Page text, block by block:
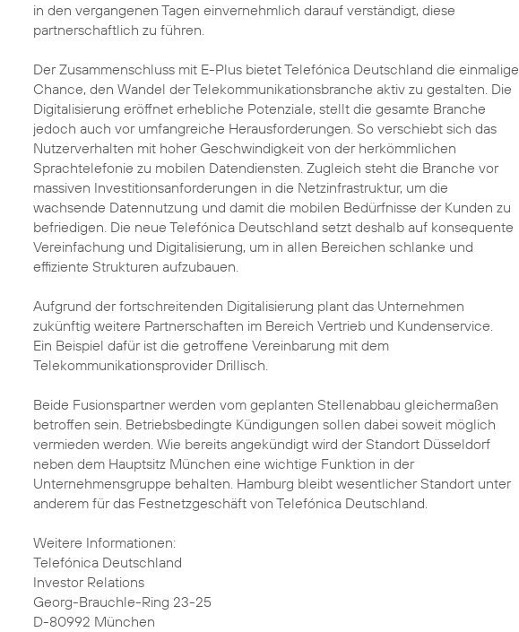
in den vergangenen Tagen einvernehmlich darauf verständigt, diese
partnerschaftlich zu führen.
Der Zusammenschluss mit E-Plus bietet Telefónica Deutschland die einmalige
Chance, den Wandel der Telekommunikationsbranche aktiv zu gestalten. Die
Digitalisierung eröffnet erhebliche Potenziale, stellt die gesamte Branche
jedoch auch vor umfangreiche Herausforderungen. So verschiebt sich das
Nutzerverhalten mit hoher Geschwindigkeit von der herkömmlichen
Sprachtelefonie zu mobilen Datendiensten. Zugleich steht die Branche vor
massiven Investitionsanforderungen in die Netzinfrastruktur, um die
wachsende Datennutzung und damit die mobilen Bedürfnisse der Kunden zu
befriedigen. Die neue Telefónica Deutschland setzt deshalb auf konsequente
Vereinfachung und Digitalisierung, um in allen Bereichen schlanke und
effiziente Strukturen aufzubauen.
Aufgrund der fortschreitenden Digitalisierung plant das Unternehmen
zukünftig weitere Partnerschaften im Bereich Vertrieb und Kundenservice.
Ein Beispiel dafür ist die getroffene Vereinbarung mit dem
Telekommunikationsprovider Drillisch.
Beide Fusionspartner werden vom geplanten Stellenabbau gleichermaßen
betroffen sein. Betriebsbedingte Kündigungen sollen dabei soweit möglich
vermieden werden. Wie bereits angekündigt wird der Standort Düsseldorf
neben dem Hauptsitz München eine wichtige Funktion in der
Unternehmensgruppe behalten. Hamburg bleibt wesentlicher Standort unter
anderem für das Festnetzgeschäft von Telefónica Deutschland.
Weitere Informationen:
Telefónica Deutschland
Investor Relations
Georg-Brauchle-Ring 23-25
D-80992 München